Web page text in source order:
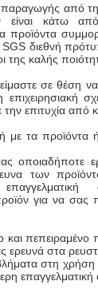
παραγωγής από
είναι κάτω
προϊόντα
διεθνή
της καλής
είμαστε σε θέση
επιχειρησιακή
επιτυχία από
με τα προϊόντα
οποιαδήποτε
των
για να σας
και
ερευνά στα
στη χρήση
επαγγελματική